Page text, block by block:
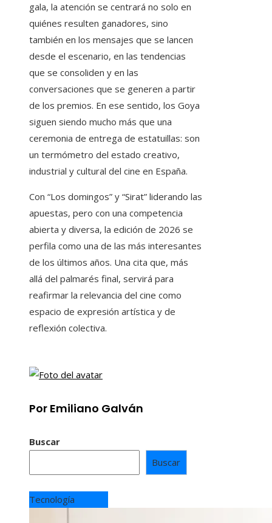
gala, la atención se centrará no solo en
quiénes resulten ganadores, sino
también en los mensajes que se lancen
desde el escenario, en las tendencias
que se consoliden y en las
conversaciones que se generen a partir
de los premios. En ese sentido, los Goya
siguen siendo mucho más que una
ceremonia de entrega de estatuillas: son
un termómetro del estado creativo,
industrial y cultural del cine en España.
Con “Los domingos” y “Sirat” liderando las
apuestas, pero con una competencia
abierta y diversa, la edición de 2026 se
perfila como una de las más interesantes
de los últimos años. Una cita que, más
allá del palmarés final, servirá para
reafirmar la relevancia del cine como
espacio de expresión artística y de
reflexión colectiva.
Por Emiliano Galván
Buscar
Buscar
Tecnología